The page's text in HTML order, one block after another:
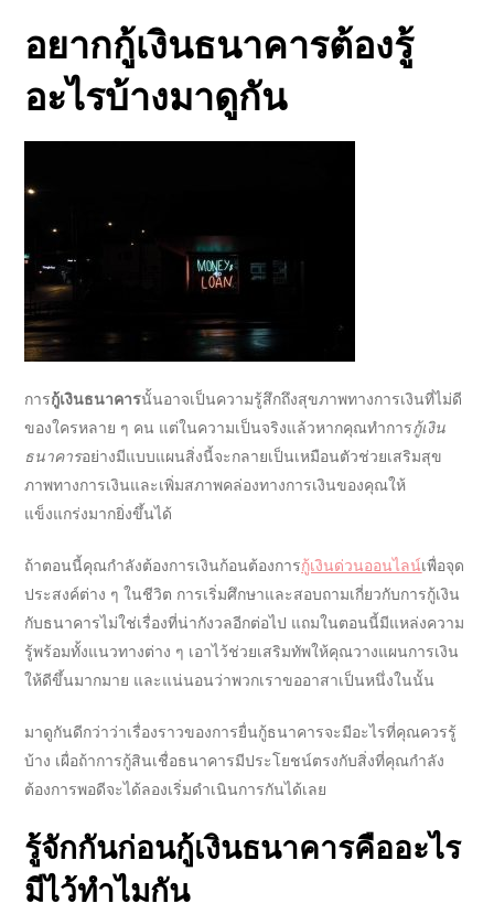
navigation
อยากกู้เงินธนาคารต้องรู้
อะไรบ้างมาดูกัน
การกู้เงินธนาคารนั้นอาจเป็นความรู้สึกถึงสุขภาพทางการเงินที่ไม่ดี
ของใครหลาย ๆ คน แต่ในความเป็นจริงแล้วหากคุณทำการกู้เงิน
ธนาคารอย่างมีแบบแผนสิ่งนี้จะกลายเป็นเหมือนตัวช่วยเสริมสุข
ภาพทางการเงินและเพิ่มสภาพคล่องทางการเงินของคุณให้
แข็งแกร่งมากยิ่งขึ้นได้
ถ้าตอนนี้คุณกำลังต้องการเงินก้อนต้องการกู้เงินด่วนออนไลน์เพื่อจุด
ประสงค์ต่าง ๆ ในชีวิต การเริ่มศึกษาและสอบถามเกี่ยวกับการกู้เงิน
กับธนาคารไม่ใช่เรื่องที่น่ากังวลอีกต่อไป แถมในตอนนี้มีแหล่งความ
รู้พร้อมทั้งแนวทางต่าง ๆ เอาไว้ช่วยเสริมทัพให้คุณวางแผนการเงิน
ให้ดีขึ้นมากมาย และแน่นอนว่าพวกเราขออาสาเป็นหนึ่งในนั้น
มาดูกันดีกว่าว่าเรื่องราวของการยื่นกู้ธนาคารจะมีอะไรที่คุณควรรู้
บ้าง เผื่อถ้าการกู้สินเชื่อธนาคารมีประโยชน์ตรงกับสิ่งที่คุณกำลัง
ต้องการพอดีจะได้ลองเริ่มดำเนินการกันได้เลย
รู้จักกันก่อนกู้เงินธนาคารคืออะไร
มีไว้ทำไมกัน